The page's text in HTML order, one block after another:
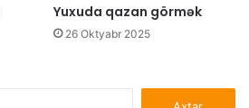
Yuxuda qazan görmək
26 Oktyabr 2025